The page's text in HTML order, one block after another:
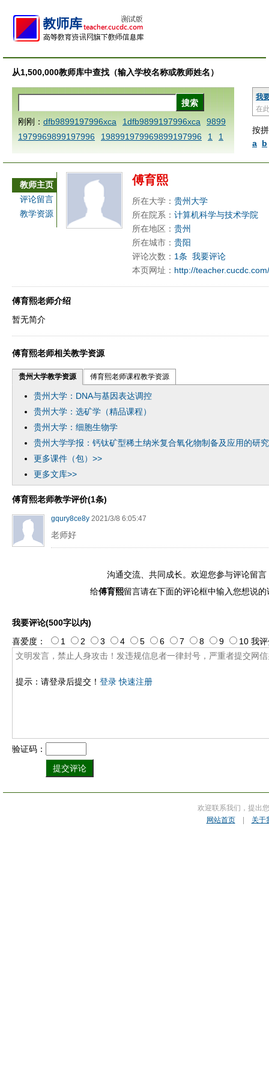
从1,500,000教师库中查找（输入学校名称或教师姓名）
我
在
按
a b
刚刚： dfb9899197996xca 1dfb9899197996xca
9899
1979969899197996
198991979969899197996 1
1
AAABBBCCCdefine blablaenddefine dfbxyzendtemplat
a
1dfbmath key98991 methodmultiply operand97996x
ca
1dfbsetx9899197996xxca 1dfbthisxca
1dfbxca12
3
1dfbzzzzzzzzbbbccccdddeeexcareplacezo
1printdf
b 9899197996 xca
AAABBBCCCdefine blablaenddefin
e dfbxyzendtemplate dfbCCCBBBAAA
dfb
dfb989919
dfbmath key98991 methodmulti
dfbsetx9899197996xxca
教师主页
评论留言
教学资源
傅育熙
所在大学： 贵州大学
所在院系： 计算机科学与技术学院
所在地区： 贵州
所在城市： 贵阳
评论次数： 1条 我要评论
本页网址： http://
傅育熙老师介绍
暂无简介
傅育熙老师相关教学资源
贵州大学教学资源 傅育熙老师课程教学资源
贵州大学：DNA与基因表达调控
贵州大学：选矿学（精品课程）
贵州大学：细胞生物学
贵州大学学报：钙钛矿型稀土纳米复合氧化物制备及应用的研
更多课件（包）>>
更多文库>>
傅育熙老师教学评价(1条)
gqury8ce8y 2021/3/8 6:05:47
老师好
沟通交流、共同成长。欢迎您参与评论留言
给傅育熙留言请在下面的评论框中输入您想说的
我要评论(500字以内)
提示：请登录后提交！ 登录 快速注册
喜爱度： 1 2 3 4 5 6 7 8 9 10 我评
验证码：
欢迎联系我们，提出
网站首页| 关于